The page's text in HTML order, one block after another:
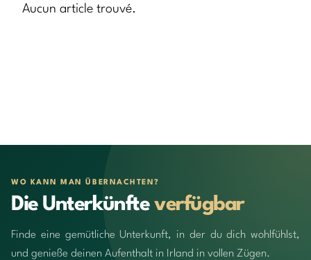
Aucun article trouvé.
WO KANN MAN ÜBERNACHTEN?
Die Unterkünfte verfügbar
Finde eine gemütliche Unterkunft, in der du dich wohlfühlst,
und genieße deinen Aufenthalt in Irland in vollen Zügen.